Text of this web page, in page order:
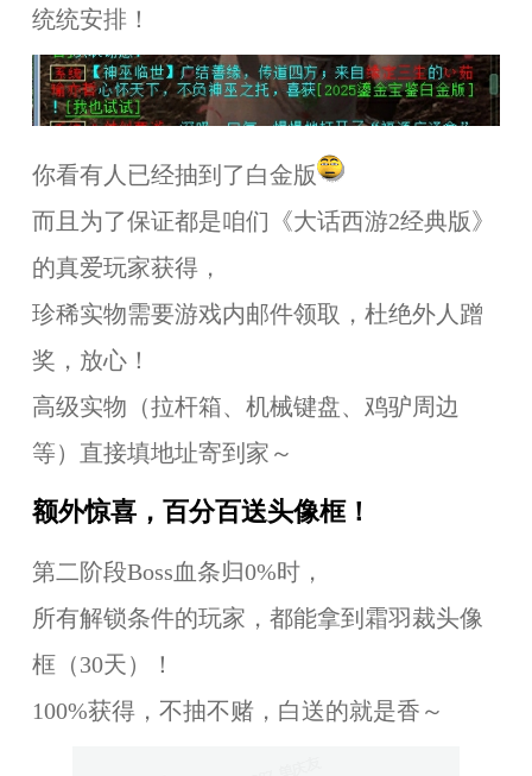
统统安排！
你看有人已经抽到了白金版
而且为了保证都是咱们《大话西游2经典版》
的真爱玩家获得，
珍稀实物需要游戏内邮件领取，杜绝外人蹭
奖，放心！
高级实物（拉杆箱、机械键盘、鸡驴周边
等）直接填地址寄到家～
额外惊喜，百分百送头像框！
第二阶段Boss血条归0%时，
所有解锁条件的玩家，都能拿到霜羽裁头像
框（30天）！
100%获得，不抽不赌，白送的就是香～